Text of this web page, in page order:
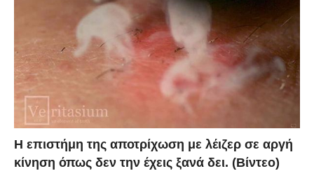
Η επιστήμη της αποτρίχωση με λέιζερ σε αργή
κίνηση όπως δεν την έχεις ξανά δει. (Βίντεο)